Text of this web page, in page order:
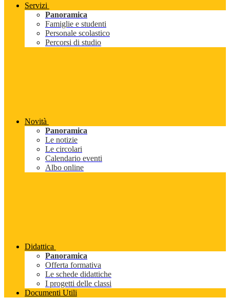
Servizi
Panoramica
Famiglie e studenti
Personale scolastico
Percorsi di studio
Novità
Panoramica
Le notizie
Le circolari
Calendario eventi
Albo online
Didattica
Panoramica
Offerta formativa
Le schede didattiche
I progetti delle classi
Documenti Utili